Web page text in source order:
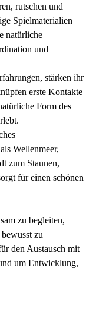
rutschen und
Spielmaterialien
natürliche
und
stärken ihr
erste Kontakte
Form des
Wellenmeer,
zum Staunen,
für einen schönen
zu begleiten,
zu
den Austausch mit
um Entwicklung,